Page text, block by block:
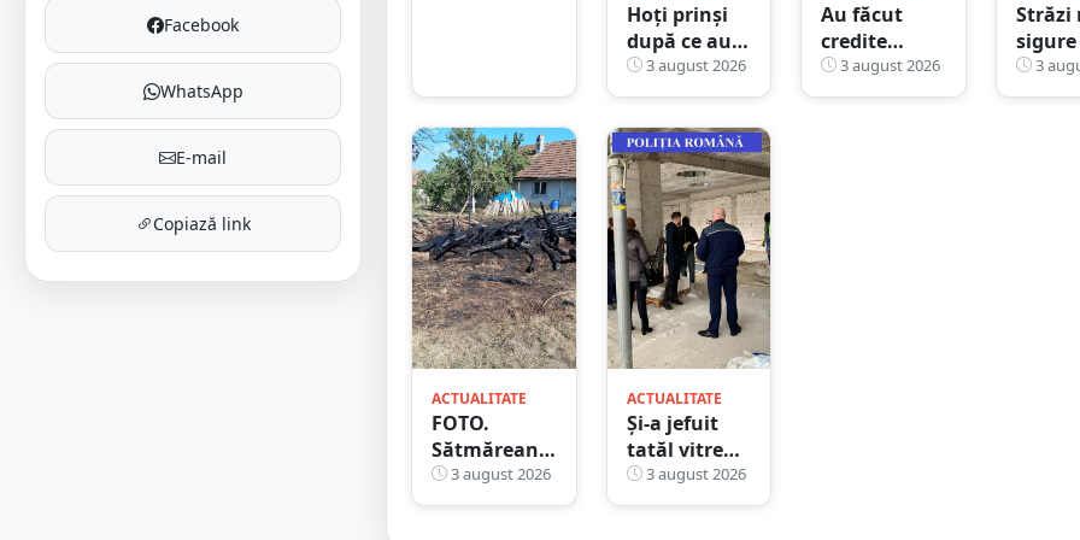
Facebook
WhatsApp
E-mail
Copiază link
Hoți prinși
după ce au
dat lovitura
lângă Turnul
Pompierilor.
Un
complicele
făcea de
pază
3 august 2026
Au făcut
credite
online pe
numele
3 august 2026
Străzi
sigure
mici:
3
ACTUALITATE
FOTO.
Sătmărean
iresponsabil,
amendat! A
3 august 2026
ACTUALITATE
Și-a jefuit
tatăl vitreg
după ce
susține că
3 august 2026